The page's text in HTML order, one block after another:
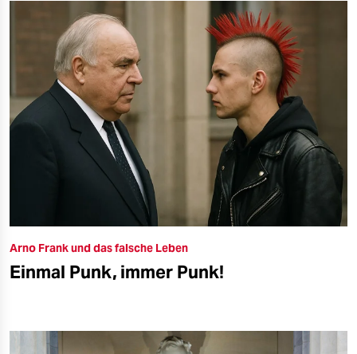
Arno Frank und das falsche Leben
Einmal Punk, immer Punk!